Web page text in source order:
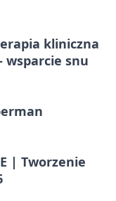
kliniczna
wsparcie snu
| Tworzenie